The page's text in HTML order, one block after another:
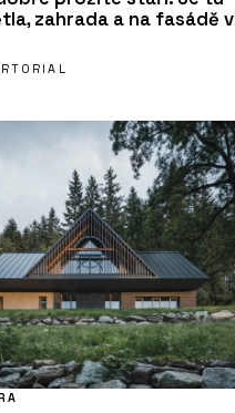
zahrada a na fasádě